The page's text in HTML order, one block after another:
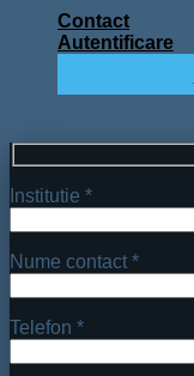
Contact
Autentificare
Institutie *
Nume contact *
Telefon *